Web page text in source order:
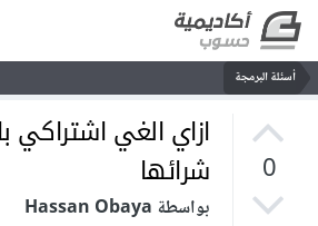
أسئلة البرمجة
0
ازاي الغي اشتراكي
شرائها
بواسطة Hassan Obaya